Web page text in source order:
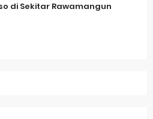
di Sekitar Rawamangun